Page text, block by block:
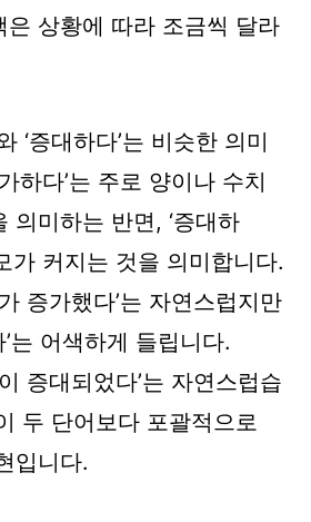
은 상황에 따라 조금씩 달라
‘증대하다’는 비슷한 의미
하다’는 주로 양이나 수치
의미하는 반면, ‘증대하
가 커지는 것을 의미합니다.
증가했다’는 자연스럽지만
는 어색하게 들립니다.
증대되었다’는 자연스럽습
두 단어보다 포괄적으로
입니다.